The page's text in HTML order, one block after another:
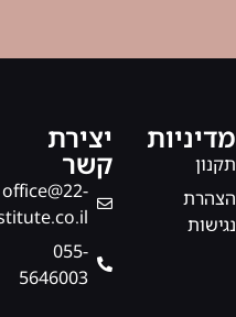
מדיניות
תקנון
הצהרת
נגישות
יצירת
קשר
office@22-
‎055-
5646003